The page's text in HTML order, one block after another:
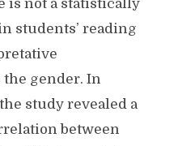
is not a statistically
students’ reading
gender. In
study revealed a
between